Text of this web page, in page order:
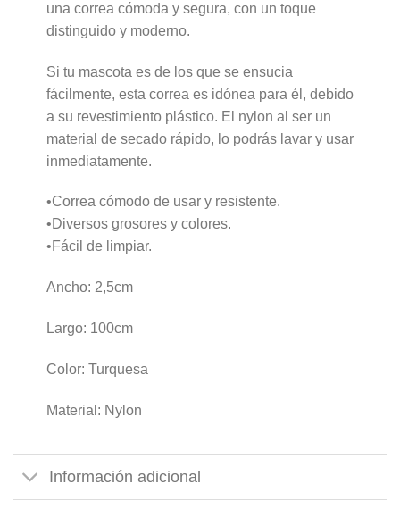
una correa cómoda y segura, con un toque
distinguido y moderno.
Si tu mascota es de los que se ensucia
fácilmente, esta correa es idónea para él, debido
a su revestimiento plástico. El nylon al ser un
material de secado rápido, lo podrás lavar y usar
inmediatamente.
•Correa cómodo de usar y resistente.
•Diversos grosores y colores.
•Fácil de limpiar.
Ancho: 2,5cm
Largo: 100cm
Color: Turquesa
Material: Nylon
Información adicional